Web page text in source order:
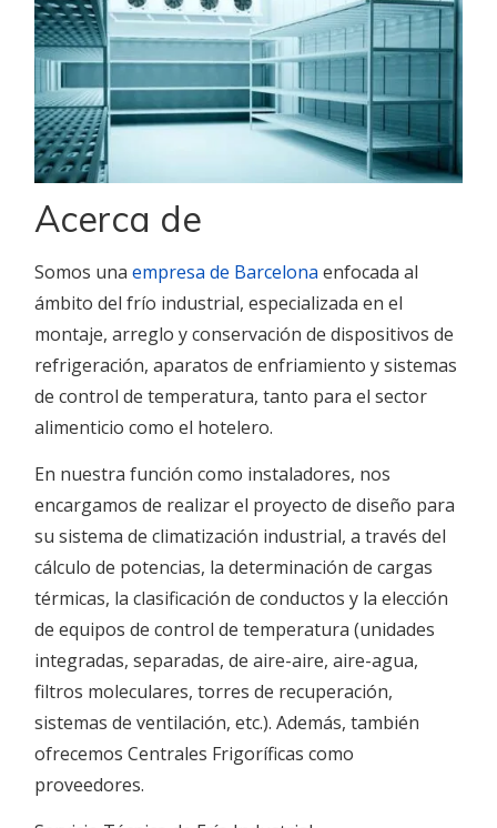
Acerca de
Somos una empresa de Barcelona enfocada al
ámbito del frío industrial, especializada en el
montaje, arreglo y conservación de dispositivos de
refrigeración, aparatos de enfriamiento y sistemas
de control de temperatura, tanto para el sector
alimenticio como el hotelero.
En nuestra función como instaladores, nos
encargamos de realizar el proyecto de diseño para
su sistema de climatización industrial, a través del
cálculo de potencias, la determinación de cargas
térmicas, la clasificación de conductos y la elección
de equipos de control de temperatura (unidades
integradas, separadas, de aire-aire, aire-agua,
filtros moleculares, torres de recuperación,
sistemas de ventilación, etc.). Además, también
ofrecemos Centrales Frigoríficas como
proveedores.